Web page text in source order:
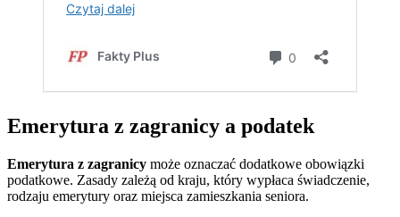
Emerytura z zagranicy a podatek
Emerytura z zagranicy może oznaczać dodatkowe obowiązki
podatkowe. Zasady zależą od kraju, który wypłaca świadczenie,
rodzaju emerytury oraz miejsca zamieszkania seniora.